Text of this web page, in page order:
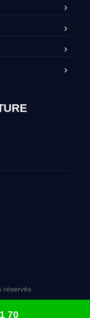
réservés.
09 31 70
70